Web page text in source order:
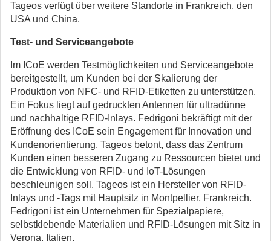
Tageos verfügt über weitere Standorte in Frankreich, den
USA und China.
Test- und Serviceangebote
Im ICoE werden Testmöglichkeiten und Serviceangebote
bereitgestellt, um Kunden bei der Skalierung der
Produktion von NFC- und RFID-Etiketten zu unterstützen.
Ein Fokus liegt auf gedruckten Antennen für ultradünne
und nachhaltige RFID-Inlays. Fedrigoni bekräftigt mit der
Eröffnung des ICoE sein Engagement für Innovation und
Kundenorientierung. Tageos betont, dass das Zentrum
Kunden einen besseren Zugang zu Ressourcen bietet und
die Entwicklung von RFID- und IoT-Lösungen
beschleunigen soll. Tageos ist ein Hersteller von RFID-
Inlays und -Tags mit Hauptsitz in Montpellier, Frankreich.
Fedrigoni ist ein Unternehmen für Spezialpapiere,
selbstklebende Materialien und RFID-Lösungen mit Sitz in
Verona, Italien.